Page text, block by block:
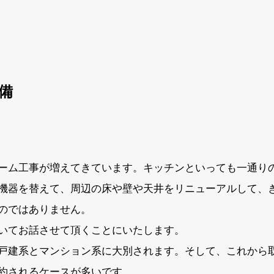
ム工事が増えてきています。キッチンといっても一通り
器を替えて、周辺の床や壁や天井をリニューアルして、
ではありません。
お話させて頂くことにいたします。
建系とマンション系に大別されます。そして、これから